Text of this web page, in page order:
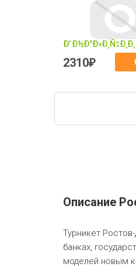
2310₽
Описание
Турникет
банках,
моделей новым